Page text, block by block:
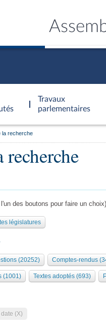
Travaux
parlementaires
Bureau Collège des
la recherche
recherche
des boutons pour faire un choix)
législatures
(20252) Comptes-rendus
(1001) Textes adoptés (693)
(X)